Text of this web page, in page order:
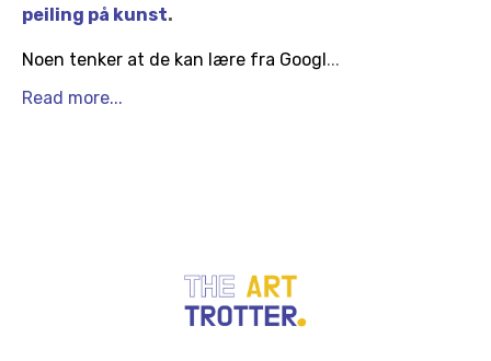
peiling på kunst.
Noen tenker at de kan lære fra Googl...
Read more...